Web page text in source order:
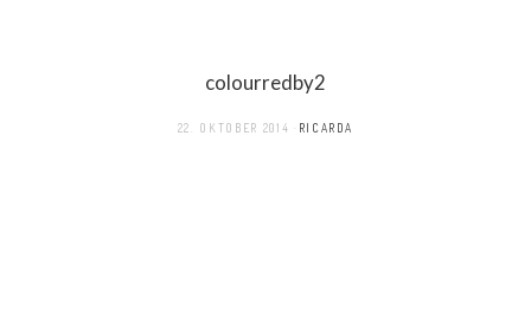
colourredby2
22. OKTOBER 2014 RICARDA